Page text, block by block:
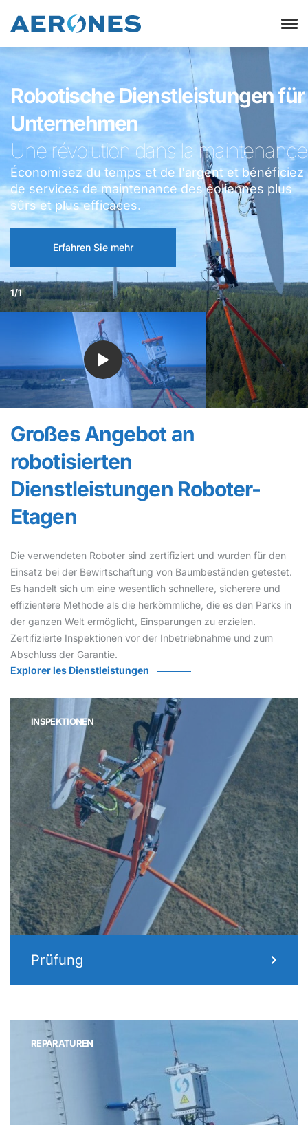
Robotische Dienstleistungen für
Unternehmen
Une révolution dans la
Économisez du temps et de l'argent et bénéficiez
de services de maintenance des éoliennes plus
sûrs et plus efficaces.
Erfahren Sie mehr
1/1
Großes Angebot an
robotisierten
Dienstleistungen Roboter-
Etagen
Die verwendeten Roboter sind zertifiziert und wurden für den
Einsatz bei der Bewirtschaftung von Baumbeständen getestet.
Es handelt sich um eine wesentlich schnellere, sicherere und
effizientere Methode als die herkömmliche, die es den Parks in
der ganzen Welt ermöglicht, Einsparungen zu erzielen.
Zertifizierte Inspektionen vor der Inbetriebnahme und zum
Abschluss der Garantie.
Explorer les Dienstleistungen
INSPEKTIONEN
Prüfung
REPARATUREN